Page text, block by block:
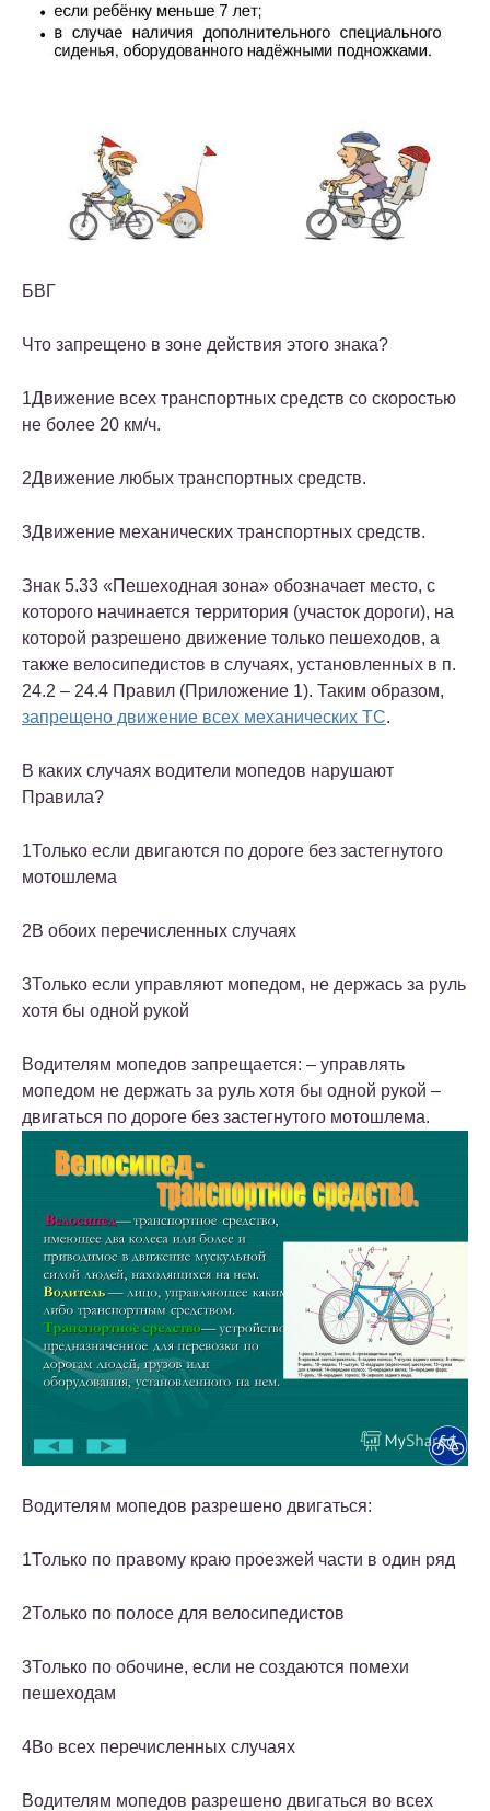
БВГ
Что запрещено в зоне действия этого знака?
1Движение всех транспортных средств со скоростью
не более 20 км/ч.
2Движение любых транспортных средств.
3Движение механических транспортных средств.
Знак 5.33 «Пешеходная зона» обозначает место, с
которого начинается территория (участок дороги), на
которой разрешено движение только пешеходов, а
также велосипедистов в случаях, установленных в п.
24.2 – 24.4 Правил (Приложение 1). Таким образом,
запрещено движение всех механических ТС.
В каких случаях водители мопедов нарушают
Правила?
1Только если двигаются по дороге без застегнутого
мотошлема
2В обоих перечисленных случаях
3Только если управляют мопедом, не держась за руль
хотя бы одной рукой
Водителям мопедов запрещается: – управлять
мопедом не держать за руль хотя бы одной рукой –
двигаться по дороге без застегнутого мотошлема.
Водителям мопедов разрешено двигаться:
1Только по правому краю проезжей части в один ряд
2Только по полосе для велосипедистов
3Только по обочине, если не создаются помехи
пешеходам
4Во всех перечисленных случаях
Водителям мопедов разрешено двигаться во всех